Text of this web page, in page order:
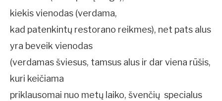
kiekis vienodas (verdama,
kad patenkintų restorano reikmes), net pats alus
yra beveik vienodas
(verdamas šviesus, tamsus alus ir dar viena rūšis,
kuri keičiama
priklausomai nuo metų laiko, švenčių  specialus